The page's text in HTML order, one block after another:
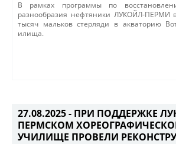
В рамках программы по
разнообразия нефтяники ЛУКОЙЛ-ПЕРМИ
тысяч мальков стерляди в акваторию
илища. ​
27.08.2025 - ПРИ ПОДДЕРЖКЕ
ПЕРМСКОМ
УЧИЛИЩЕ ПРОВЕЛИ